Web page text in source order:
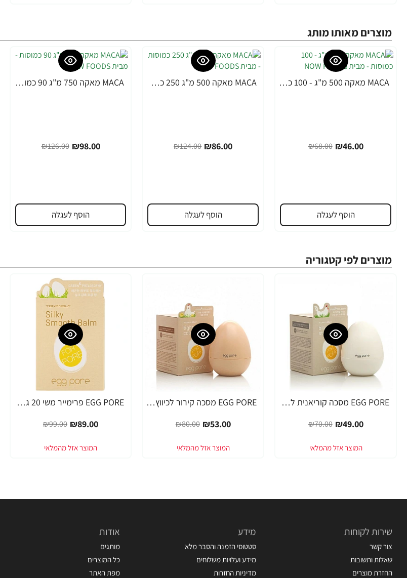
מוצרים מאותו מותג
-32% MACA מאקה 500 מ"ג - 100 כמוסות - מבית NOW FOODS
₪46.00
₪68.00
הוסף לעגלה
-31% MACA מאקה 500 מ"ג 250 כמוסות - מבית NOW FOODS
₪86.00
₪124.00
הוסף לעגלה
-22% MACA מאקה 750 מ"ג 90 כמוסות - מבית NOW FOODS
₪98.00
₪126.00
הוסף לעגלה
מוצרים לפי קטגוריה
-30%
EGG PORE מסכה קוריאנית לניקוי ראשים שחורים 30 גרם - מבית Tony Moly
₪49.00
₪70.00
-34%
EGG PORE מסכה קירור לכיווץ נקבוביות 30 גרם - מבית Tony Moly
₪53.00
₪80.00
-10%
EGG PORE פרימייר משי 20 גרם - מבית Tony Moly
₪89.00
₪99.00
שירות לקוחות
צור קשר
שאלות ותשובות
החזרת מוצרים
מידע
סטטוסי הזמנה והסבר מלא
מידע ועלויות משלוחים
מדיניות החזרות
אודות
מותגים
כל המוצרים
מפת האתר